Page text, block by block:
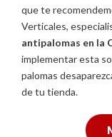
que te
Verticales,
antipalomas en la
implementar esta
palomas
de tu tienda.